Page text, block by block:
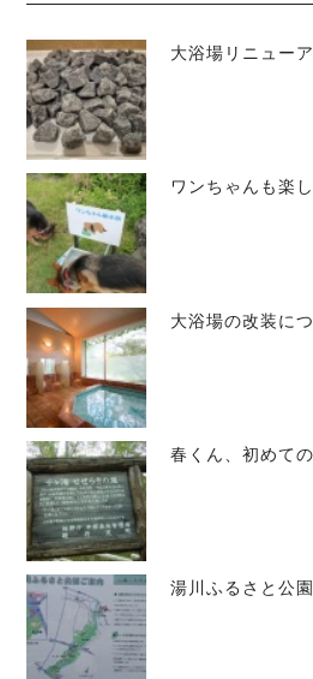
大浴場リニュー
ワンちゃんも楽
大浴場の改装に
春くん、初めて
湯川ふるさと公園